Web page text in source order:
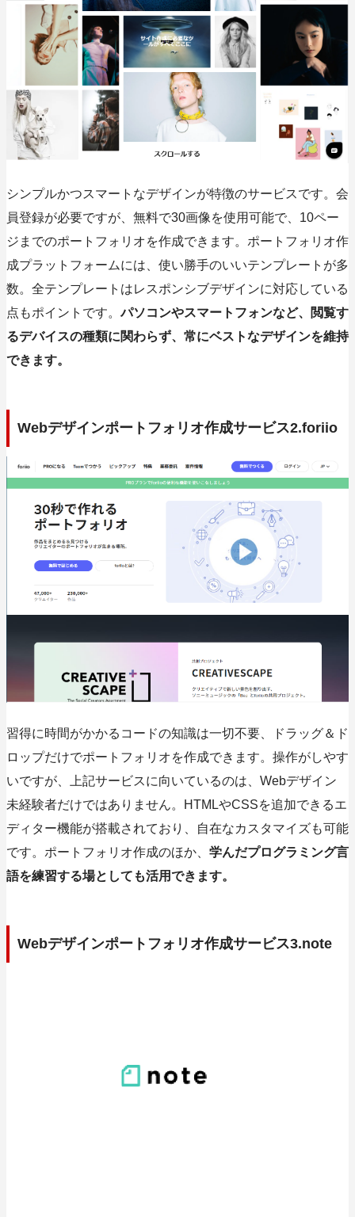
シンプルかつスマートなデザインが特徴のサービスです。会
員登録が必要ですが、無料で30画像を使用可能で、10ペー
ジまでのポートフォリオを作成できます。ポートフォリオ作
成プラットフォームには、使い勝手のいいテンプレートが多
数。全テンプレートはレスポンシブデザインに対応している
点もポイントです。パソコンやスマートフォンなど、閲覧す
るデバイスの種類に関わらず、常にベストなデザインを維持
できます。
Webデザインポートフォリオ作成サービス2.foriio
習得に時間がかかるコードの知識は一切不要、ドラッグ＆ド
ロップだけでポートフォリオを作成できます。操作がしやす
いですが、上記サービスに向いているのは、Webデザイン
未経験者だけではありません。HTMLやCSSを追加できるエ
ディター機能が搭載されており、自在なカスタマイズも可能
です。ポートフォリオ作成のほか、 学んだプログラミング言
語を練習する場としても活用できます。
Webデザインポートフォリオ作成サービス3.note